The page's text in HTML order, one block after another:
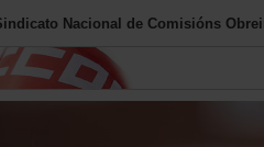
Nacional de Comisións